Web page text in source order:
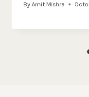
By Amit Mishra